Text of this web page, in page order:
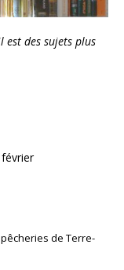
est des sujets plus
février
de Terre-